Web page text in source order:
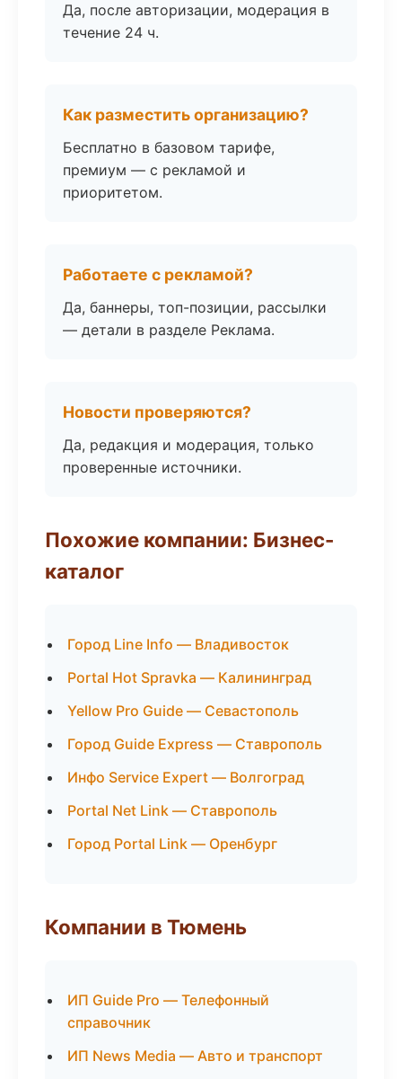
Да, после авторизации, модерация в
течение 24 ч.
Как разместить организацию?
Бесплатно в базовом тарифе,
премиум — с рекламой и
приоритетом.
Работаете с рекламой?
Да, баннеры, топ-позиции, рассылки
— детали в разделе Реклама.
Новости проверяются?
Да, редакция и модерация, только
проверенные источники.
Похожие компании: Бизнес-
каталог
Город Line Info — Владивосток
Portal Hot Spravka — Калининград
Yellow Pro Guide — Севастополь
Город Guide Express — Ставрополь
Инфо Service Expert — Волгоград
Portal Net Link — Ставрополь
Город Portal Link — Оренбург
Компании в Тюмень
ИП Guide Pro — Телефонный
справочник
ИП News Media — Авто и транспорт